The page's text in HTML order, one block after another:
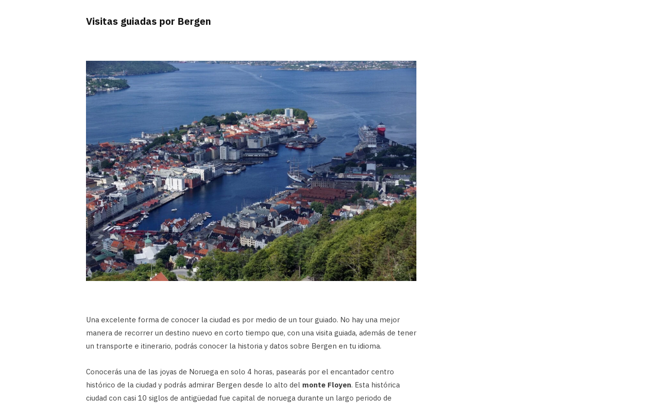
Visitas guiadas por Bergen
Una excelente forma de conocer la ciudad es por medio de un tour guiado. No hay una mejor
manera de recorrer un destino nuevo en corto tiempo que, con una visita guiada, además de tener
un transporte e itinerario, podrás conocer la historia y datos sobre Bergen en tu idioma.
Conocerás una de las joyas de Noruega en solo 4 horas, pasearás por el encantador centro
histórico de la ciudad y podrás admirar Bergen desde lo alto del monte Floyen. Esta histórica
ciudad con casi 10 siglos de antigüedad fue capital de noruega durante un largo periodo de